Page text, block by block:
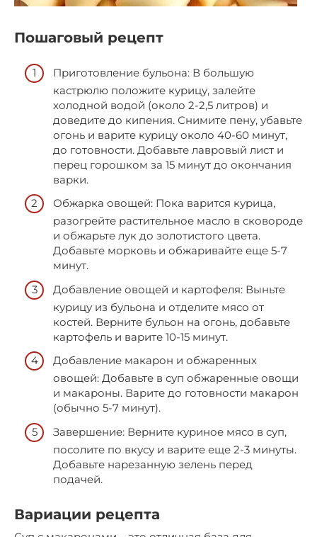
Пошаговый рецепт
Приготовление бульона: В большую
кастрюлю положите курицу, залейте
холодной водой (около 2-2,5 литров) и
доведите до кипения. Снимите пену, убавьте
огонь и варите курицу около 40-60 минут,
до готовности. Добавьте лавровый лист и
перец горошком за 15 минут до окончания
варки.
Обжарка овощей: Пока варится курица,
разогрейте растительное масло в сковороде
и обжарьте лук до золотистого цвета.
Добавьте морковь и обжаривайте еще 5-7
минут.
Добавление овощей и картофеля: Выньте
курицу из бульона и отделите мясо от
костей. Верните бульон на огонь, добавьте
картофель и варите 10-15 минут.
Добавление макарон и обжаренных
овощей: Добавьте в суп обжаренные овощи
и макароны. Варите до готовности макарон
(обычно 5-7 минут).
Завершение: Верните куриное мясо в суп,
посолите по вкусу и варите еще 2-3 минуты.
Добавьте нарезанную зелень перед
подачей.
Вариации рецепта